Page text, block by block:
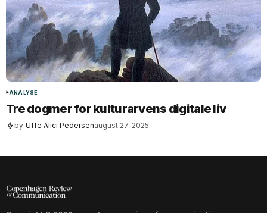
ANALYSE
Tre dogmer for kulturarvens digitale liv
by Uffe Alici Pedersenaugust 27, 2025